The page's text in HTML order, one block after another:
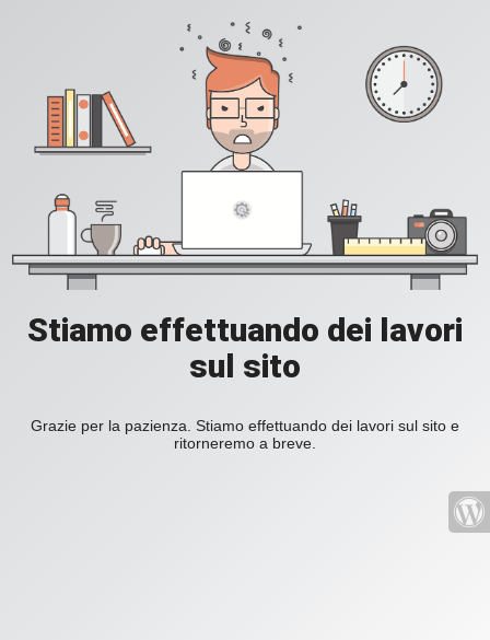
Stiamo effettuando dei lavori
sul sito
Grazie per la pazienza. Stiamo effettuando dei lavori sul sito e
ritorneremo a breve.